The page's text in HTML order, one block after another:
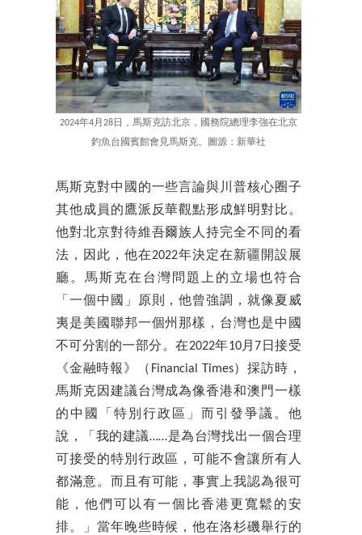
2024年4月28日，馬斯克訪北京，國務院總理李強在北京
釣魚台國賓館會見馬斯克。圖源：新華社
馬斯克對中國的一些言論與川普核心圈子
其他成員的鷹派反華觀點形成鮮明對比。
他對北京對待維吾爾族人持完全不同的看
法，因此，他在2022年決定在新疆開設展
廳。馬斯克在台灣問題上的立場也符合
「一個中國」原則，他曾強調，就像夏威
夷是美國聯邦一個州那樣，台灣也是中國
不可分割的一部分。在2022年10月7日接受
《金融時報》（Financial Times）採訪時，
馬斯克因建議台灣成為像香港和澳門一樣
的中國「特別行政區」而引發爭議。他
說，「我的建議……是為台灣找出一個合理
可接受的特別行政區，可能不會讓所有人
都滿意。而且有可能，事實上我認為很可
能，他們可以有一個比香港更寬鬆的安
排。」當年晚些時候，他在洛杉磯舉行的